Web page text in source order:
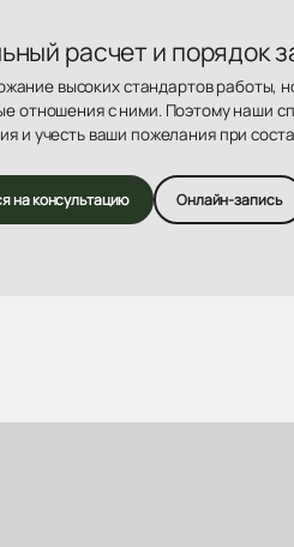
расчет и порядок
высоких стандартов работы,
отношения с ними. Поэтому наши
и учесть ваши пожелания при
на консультацию Онлайн-запись